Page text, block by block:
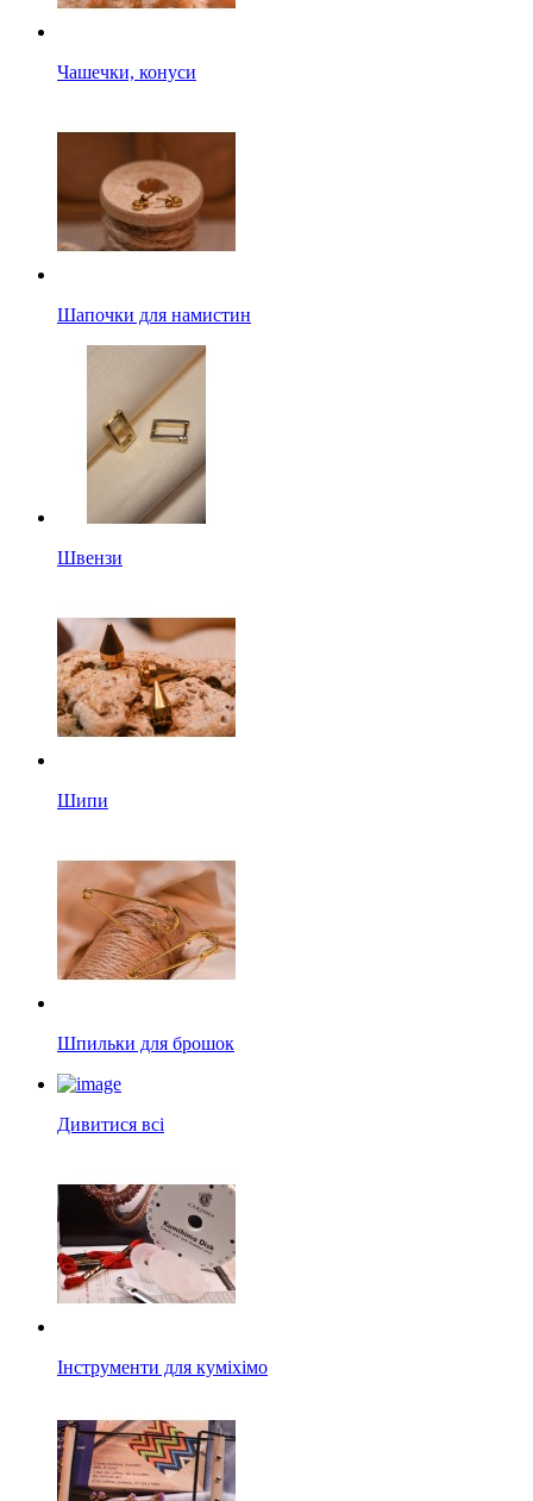
Чашечки, конуси
Шапочки для намистин
Швензи
Шипи
Шпильки для брошок
Дивитися всі
Інструменти для куміхімо